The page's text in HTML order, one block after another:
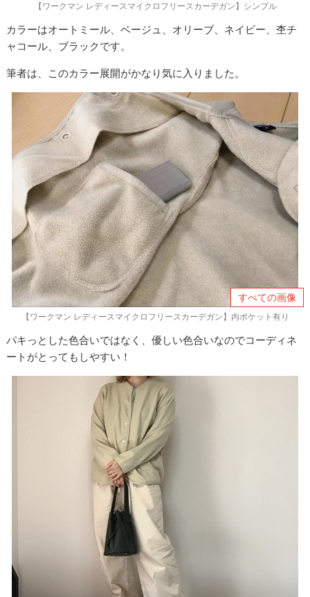
【ワークマン レディースマイクロフリースカーデガン】シンプル
カラーはオートミール、ベージュ、オリーブ、ネイビー、杢チ
ャコール、ブラックです。
筆者は、このカラー展開がかなり気に入りました。
すべての画像
【ワークマン レディースマイクロフリースカーデガン】内ポケット有り
パキっとした色合いではなく、優しい色合いなのでコーディネ
ートがとってもしやすい！